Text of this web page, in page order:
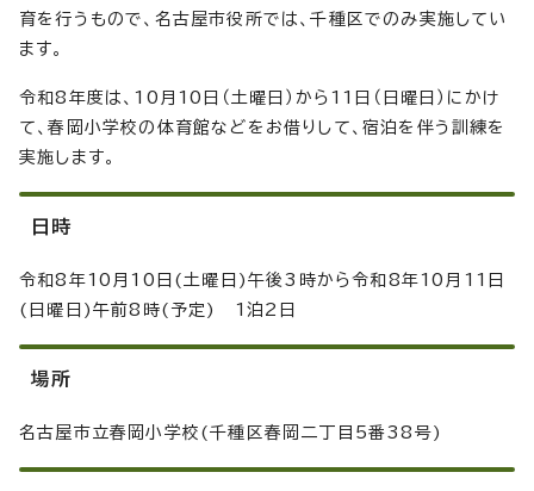
育を行うもので、名古屋市役所では、千種区でのみ実施してい
ます。
令和8年度は、10月10日（土曜日）から11日（日曜日）にかけ
て、春岡小学校の体育館などをお借りして、宿泊を伴う訓練を
実施します。
日時
令和8年10月10日(土曜日)午後3時から令和8年10月11日
(日曜日)午前8時(予定) 1泊2日
場所
名古屋市立春岡小学校(千種区春岡二丁目5番38号)